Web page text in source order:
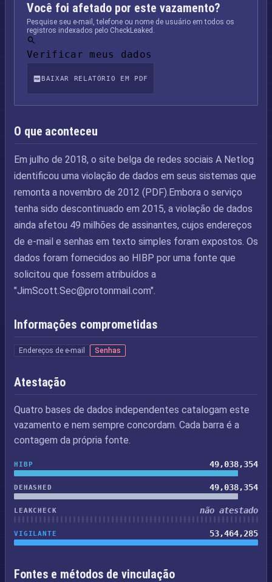
Você foi afetado por este vazamento?
Pesquise seu e-mail, telefone ou nome de usuário em todos os
registros indexados pelo CheckLeaked.
Verificar meus dados
BAIXAR RELATÓRIO EM PDF
O que aconteceu
Em julho de 2018, o site belga de redes sociais A Netlog
identificou uma violação de dados em seus sistemas que
remonta a novembro de 2012 (PDF).Embora o serviço
tenha sido descontinuado em 2015, a violação de dados
ainda afetou 49 milhões de assinantes, cujos endereços
de e-mail e senhas em texto simples foram expostos. Os
dados foram fornecidos ao HIBP por uma fonte que
solicitou que fossem atribuídos a
"JimScott.Sec@protonmail.com".
Informações comprometidas
Endereços de e-mail Senhas
Atestação
Quatro bases de dados independentes catalogam este
vazamento e nem sempre concordam. Cada barra é a
contagem da própria fonte.
HIBP 49,038,354
DEHASHED 49,038,354
LEAKCHECK não atestado
VIGILANTE 53,464,285
Fontes e métodos de vinculação